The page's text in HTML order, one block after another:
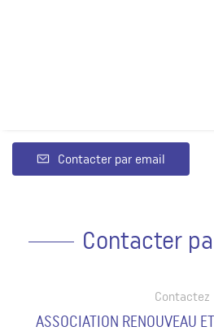
Contacter par email
Contacter
Contactez
ASSOCIATION RENOUVEAU